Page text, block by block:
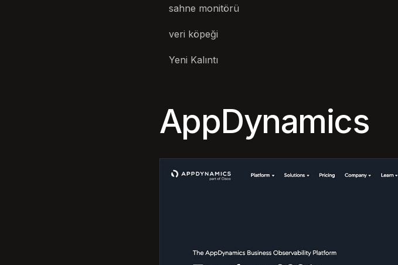
sahne monitörü
veri köpeği
Yeni Kalıntı
AppDynamics